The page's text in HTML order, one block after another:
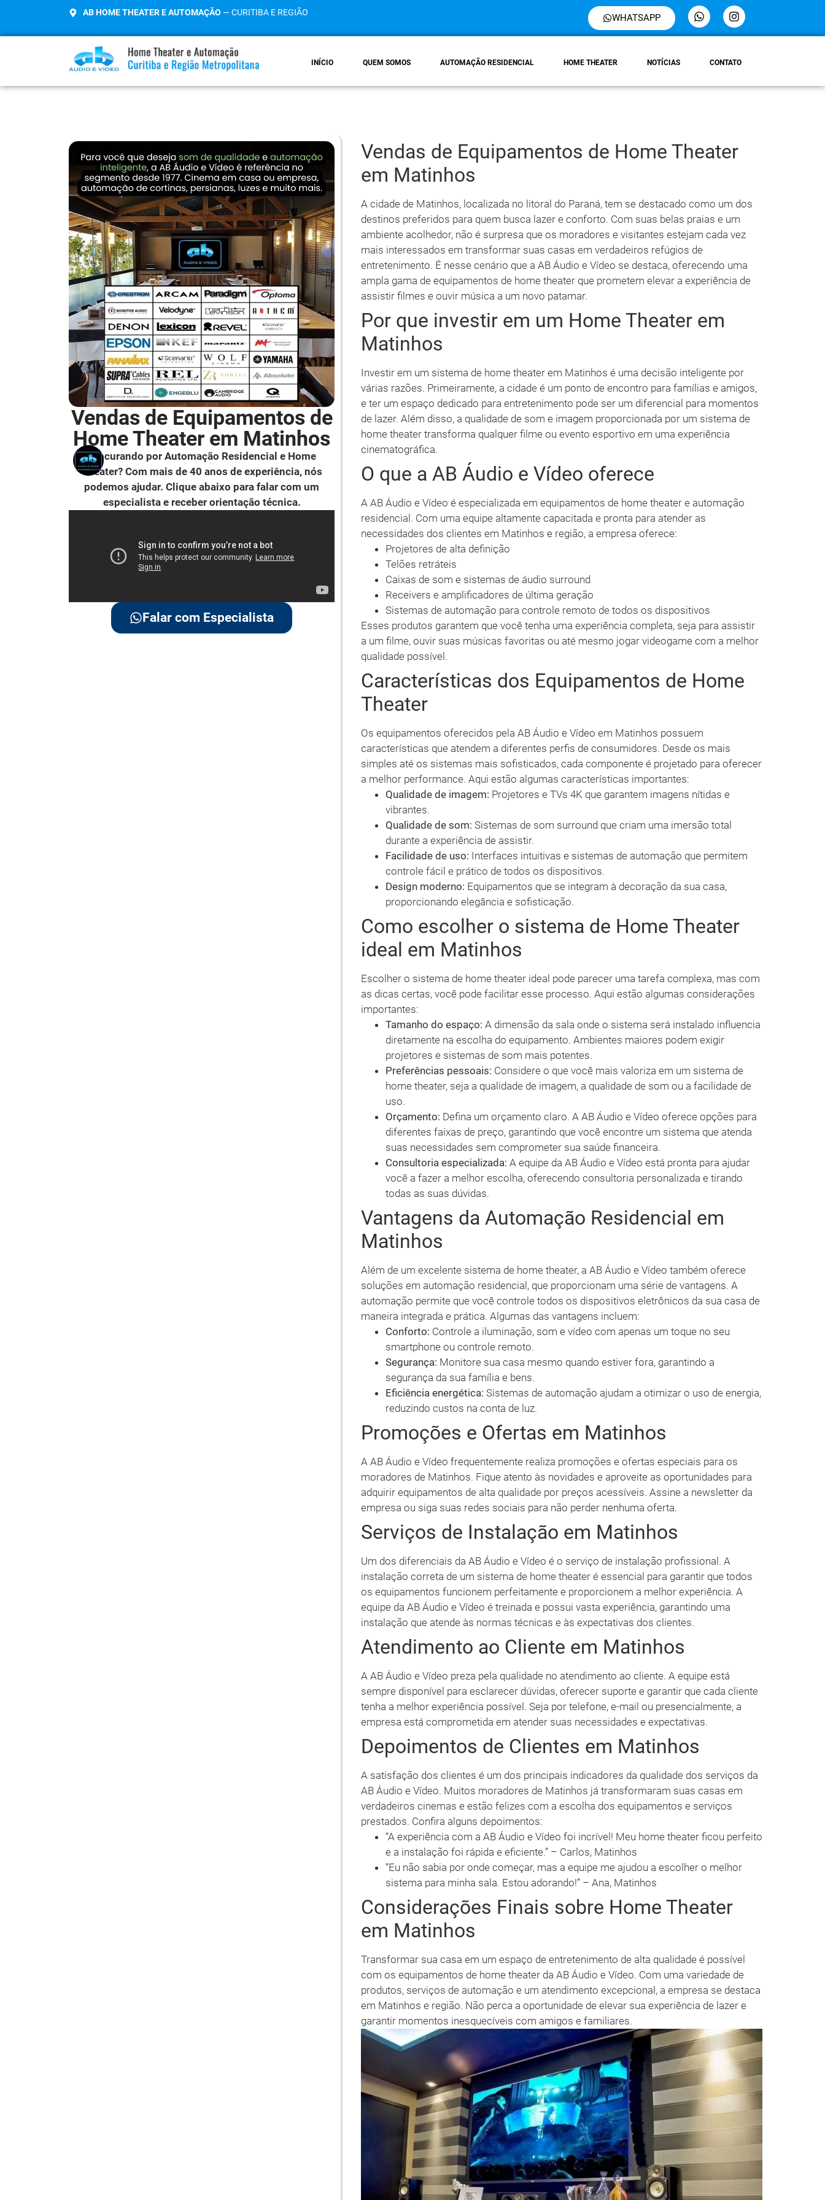
AB HOME THEATER E AUTOMAÇÃO — CURITIBA E REGIÃO WHATSAPP
INÍCIO QUEM SOMOS AUTOMAÇÃO RESIDENCIAL HOME THEATER NOTÍCIAS CONTATO
Vendas de Equipamentos de
Home Theater em Matinhos
Procurando por Automação Residencial e Home
Theater? Com mais de 40 anos de experiência, nós
podemos ajudar. Clique abaixo para falar com um
especialista e receber orientação técnica.
Falar com Especialista
Vendas de Equipamentos de Home Theater
em Matinhos
A cidade de Matinhos, localizada no litoral do Paraná, tem se destacado como um dos
destinos preferidos para quem busca lazer e conforto. Com suas belas praias e um
ambiente acolhedor, não é surpresa que os moradores e visitantes estejam cada vez
mais interessados em transformar suas casas em verdadeiros refúgios de
entretenimento. É nesse cenário que a AB Áudio e Vídeo se destaca, oferecendo uma
ampla gama de equipamentos de home theater que prometem elevar a experiência de
assistir filmes e ouvir música a um novo patamar.
Por que investir em um Home Theater em
Matinhos
Investir em um sistema de home theater em Matinhos é uma decisão inteligente por
várias razões. Primeiramente, a cidade é um ponto de encontro para famílias e amigos,
e ter um espaço dedicado para entretenimento pode ser um diferencial para momentos
de lazer. Além disso, a qualidade de som e imagem proporcionada por um sistema de
home theater transforma qualquer filme ou evento esportivo em uma experiência
cinematográfica.
O que a AB Áudio e Vídeo oferece
A AB Áudio e Vídeo é especializada em equipamentos de home theater e automação
residencial. Com uma equipe altamente capacitada e pronta para atender as
necessidades dos clientes em Matinhos e região, a empresa oferece:
Projetores de alta definição
Telões retráteis
Caixas de som e sistemas de áudio surround
Receivers e amplificadores de última geração
Sistemas de automação para controle remoto de todos os dispositivos
Esses produtos garantem que você tenha uma experiência completa, seja para assistir
a um filme, ouvir suas músicas favoritas ou até mesmo jogar videogame com a melhor
qualidade possível.
Características dos Equipamentos de Home
Theater
Os equipamentos oferecidos pela AB Áudio e Vídeo em Matinhos possuem
características que atendem a diferentes perfis de consumidores. Desde os mais
simples até os sistemas mais sofisticados, cada componente é projetado para oferecer
a melhor performance. Aqui estão algumas características importantes:
Qualidade de imagem: Projetores e TVs 4K que garantem imagens nítidas e
vibrantes.
Qualidade de som: Sistemas de som surround que criam uma imersão total
durante a experiência de assistir.
Facilidade de uso: Interfaces intuitivas e sistemas de automação que permitem
controle fácil e prático de todos os dispositivos.
Design moderno: Equipamentos que se integram à decoração da sua casa,
proporcionando elegância e sofisticação.
Como escolher o sistema de Home Theater
ideal em Matinhos
Escolher o sistema de home theater ideal pode parecer uma tarefa complexa, mas com
as dicas certas, você pode facilitar esse processo. Aqui estão algumas considerações
importantes:
Tamanho do espaço: A dimensão da sala onde o sistema será instalado influencia
diretamente na escolha do equipamento. Ambientes maiores podem exigir
projetores e sistemas de som mais potentes.
Preferências pessoais: Considere o que você mais valoriza em um sistema de
home theater, seja a qualidade de imagem, a qualidade de som ou a facilidade de
uso.
Orçamento: Defina um orçamento claro. A AB Áudio e Vídeo oferece opções para
diferentes faixas de preço, garantindo que você encontre um sistema que atenda
suas necessidades sem comprometer sua saúde financeira.
Consultoria especializada: A equipe da AB Áudio e Vídeo está pronta para ajudar
você a fazer a melhor escolha, oferecendo consultoria personalizada e tirando
todas as suas dúvidas.
Vantagens da Automação Residencial em
Matinhos
Além de um excelente sistema de home theater, a AB Áudio e Vídeo também oferece
soluções em automação residencial, que proporcionam uma série de vantagens. A
automação permite que você controle todos os dispositivos eletrônicos da sua casa de
maneira integrada e prática. Algumas das vantagens incluem:
Conforto: Controle a iluminação, som e vídeo com apenas um toque no seu
smartphone ou controle remoto.
Segurança: Monitore sua casa mesmo quando estiver fora, garantindo a
segurança da sua família e bens.
Eficiência energética: Sistemas de automação ajudam a otimizar o uso de energia,
reduzindo custos na conta de luz.
Promoções e Ofertas em Matinhos
A AB Áudio e Vídeo frequentemente realiza promoções e ofertas especiais para os
moradores de Matinhos. Fique atento às novidades e aproveite as oportunidades para
adquirir equipamentos de alta qualidade por preços acessíveis. Assine a newsletter da
empresa ou siga suas redes sociais para não perder nenhuma oferta.
Serviços de Instalação em Matinhos
Um dos diferenciais da AB Áudio e Vídeo é o serviço de instalação profissional. A
instalação correta de um sistema de home theater é essencial para garantir que todos
os equipamentos funcionem perfeitamente e proporcionem a melhor experiência. A
equipe da AB Áudio e Vídeo é treinada e possui vasta experiência, garantindo uma
instalação que atende às normas técnicas e às expectativas dos clientes.
Atendimento ao Cliente em Matinhos
A AB Áudio e Vídeo preza pela qualidade no atendimento ao cliente. A equipe está
sempre disponível para esclarecer dúvidas, oferecer suporte e garantir que cada cliente
tenha a melhor experiência possível. Seja por telefone, e-mail ou presencialmente, a
empresa está comprometida em atender suas necessidades e expectativas.
Depoimentos de Clientes em Matinhos
A satisfação dos clientes é um dos principais indicadores da qualidade dos serviços da
AB Áudio e Vídeo. Muitos moradores de Matinhos já transformaram suas casas em
verdadeiros cinemas e estão felizes com a escolha dos equipamentos e serviços
prestados. Confira alguns depoimentos:
“A experiência com a AB Áudio e Vídeo foi incrível! Meu home theater ficou perfeito
e a instalação foi rápida e eficiente.” – Carlos, Matinhos
“Eu não sabia por onde começar, mas a equipe me ajudou a escolher o melhor
sistema para minha sala. Estou adorando!” – Ana, Matinhos
Considerações Finais sobre Home Theater
em Matinhos
Transformar sua casa em um espaço de entretenimento de alta qualidade é possível
com os equipamentos de home theater da AB Áudio e Vídeo. Com uma variedade de
produtos, serviços de automação e um atendimento excepcional, a empresa se destaca
em Matinhos e região. Não perca a oportunidade de elevar sua experiência de lazer e
garantir momentos inesquecíveis com amigos e familiares.